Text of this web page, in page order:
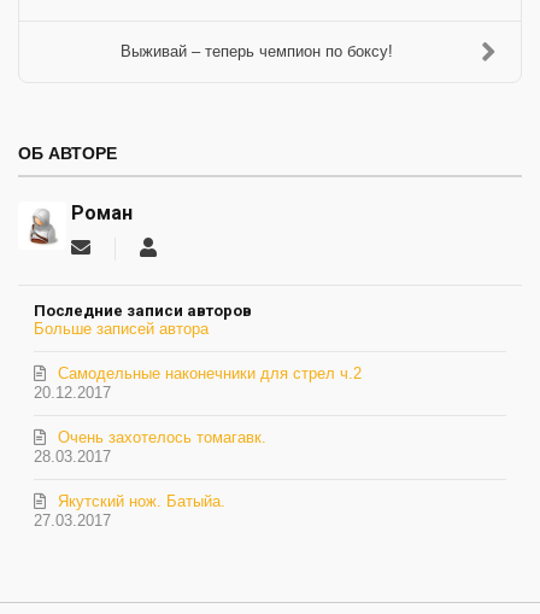
Выживай – теперь чемпион по боксу!
ОБ АВТОРЕ
Роман
Подписаться
автора
Последние записи авторов
Больше записей автора
20.12.2017
Самодельные наконечники для стрел ч.2
28.03.2017
Очень захотелось томагавк.
27.03.2017
Якутский нож. Батыйа.